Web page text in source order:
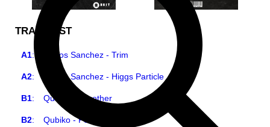
TRACKLIST
A1: Carlos Sanchez - Trim
A2: Carlos Sanchez - Higgs Particle
B1:Qubiko - Together
B2:Qubiko - Portofino